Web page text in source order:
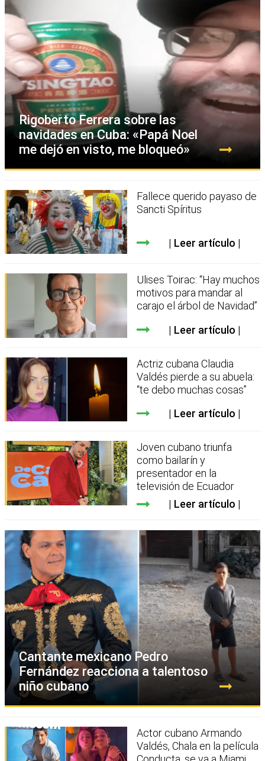
Rigoberto Ferrera sobre las
navidades en Cuba: «Papá Noel
me dejó en visto, me bloqueó»
Fallece querido payaso de
Sancti Spíritus
Leer artículo
Ulises Toirac: “Hay muchos
motivos para mandar al
carajo el árbol de Navidad”
Leer artículo
Actriz cubana Claudia
Valdés pierde a su abuela:
“te debo muchas cosas”
Leer artículo
Joven cubano triunfa
como bailarín y
presentador en la
televisión de Ecuador
Leer artículo
Cantante mexicano Pedro
Fernández reacciona a talentoso
niño cubano
Actor cubano Armando
Valdés, Chala en la película